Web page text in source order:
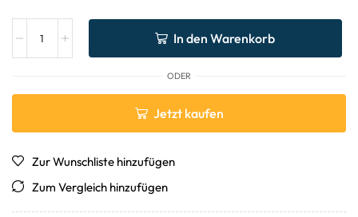
In den Warenkorb
ODER
Jetzt kaufen
Zur Wunschliste hinzufügen
Zum Vergleich hinzufügen